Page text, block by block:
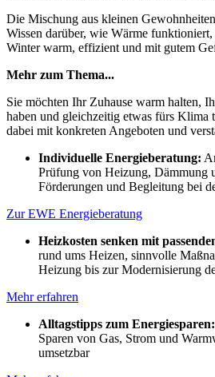
Die Mischung aus kleinen
Wissen darüber, wie Wärme funktioniert,
Winter warm, effizient und mit gutem
Mehr zum Thema...
Sie möchten Ihr Zuhause warm halten,
haben und gleichzeitig etwas fürs Klima
dabei mit konkreten Angeboten und
Individuelle Energieberatung:
Prüfung von Heizung, Dämmung
Förderungen und Begleitung bei
Zur EWE Energieberatung
Heizkosten senken mit
rund ums Heizen, sinnvolle
Heizung bis zur Modernisierung
Mehr erfahren
Alltagstipps zum Energiesparen:
Sparen von Gas, Strom und
umsetzbar